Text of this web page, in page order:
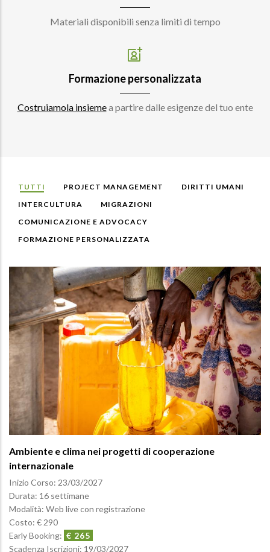
Materiali disponibili senza limiti di tempo
Formazione personalizzata
Costruiamola insiemea partire dalle esigenze del tuo ente
TUTTI PROJECT MANAGEMENT
DIRITTI UMANI
INTERCULTURA
MIGRAZIONI
COMUNICAZIONE E ADVOCACY
FORMAZIONE PERSONALIZZATA
Ambiente e clima nei progetti di cooperazione
internazionale
Inizio Corso: 23/03/2027
Durata: 16 settimane
Modalità: Web live con registrazione
Costo: € 290
Early Booking: € 265
Scadenza Iscrizioni: 19/03/2027